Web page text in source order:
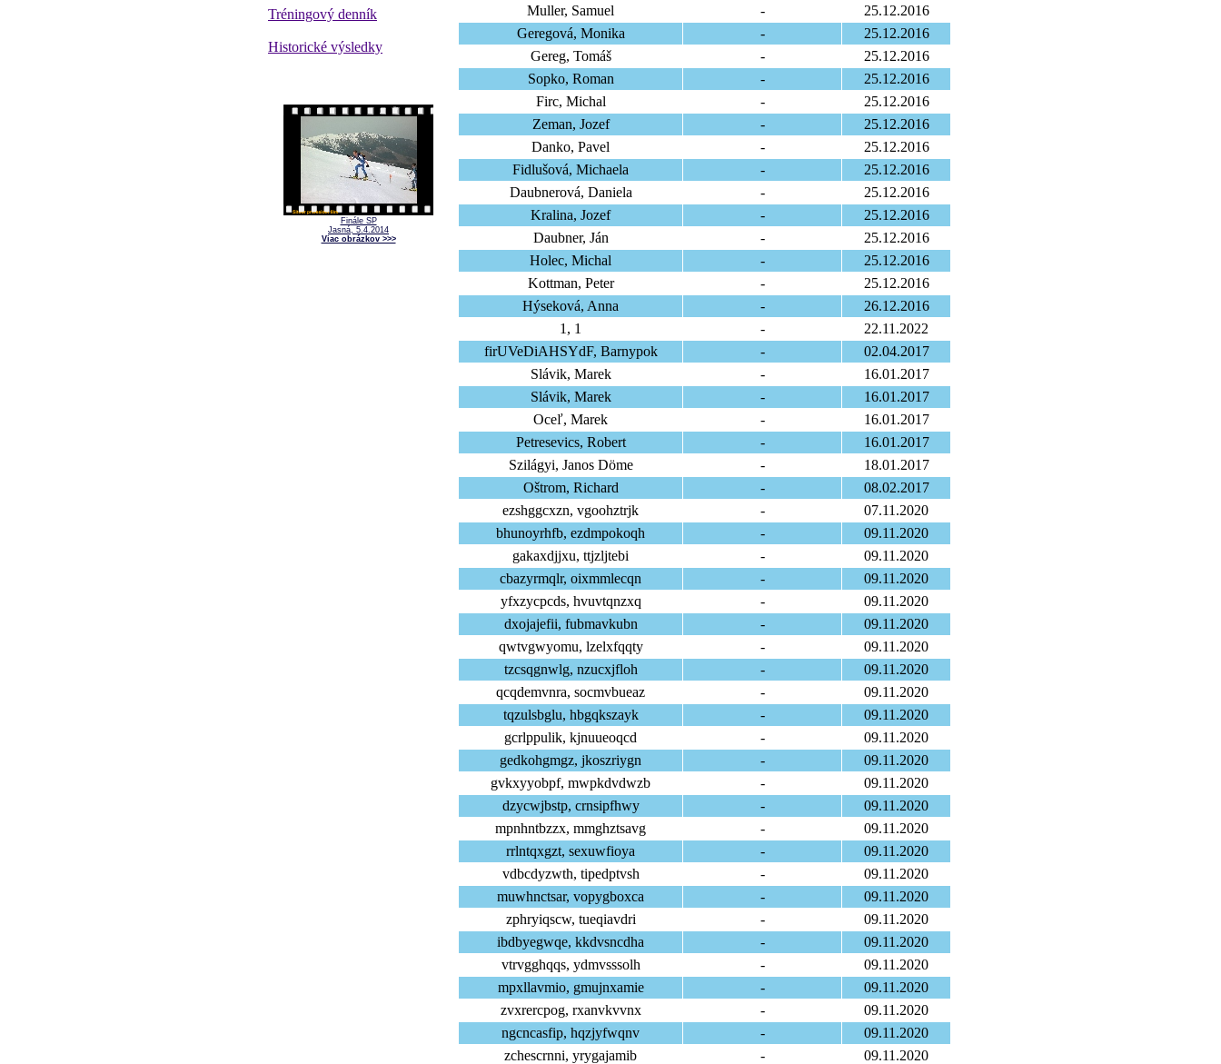
Tréningový denník
Historické výsledky
Finále SP
Jasná, 5.4.2014
Viac obrázkov >>>
Muller, Samuel
-
25.12.2016
Geregová, Monika
-
25.12.2016
Gereg, Tomáš
-
25.12.2016
Sopko, Roman
-
25.12.2016
Firc, Michal
-
25.12.2016
Zeman, Jozef
-
25.12.2016
Danko, Pavel
-
25.12.2016
Fidlušová, Michaela
-
25.12.2016
Daubnerová, Daniela
-
25.12.2016
Kralina, Jozef
-
25.12.2016
Daubner, Ján
-
25.12.2016
Holec, Michal
-
25.12.2016
Kottman, Peter
-
25.12.2016
Hýseková, Anna
-
26.12.2016
1, 1
-
22.11.2022
firUVeDiAHSYdF, Barnypok
-
02.04.2017
Slávik, Marek
-
16.01.2017
Slávik, Marek
-
16.01.2017
Oceľ, Marek
-
16.01.2017
Petresevics, Robert
-
16.01.2017
Szilágyi, Janos Döme
-
18.01.2017
Oštrom, Richard
-
08.02.2017
ezshggcxzn, vgoohztrjk
-
07.11.2020
bhunoyrhfb, ezdmpokoqh
-
09.11.2020
gakaxdjjxu, ttjzljtebi
-
09.11.2020
cbazyrmqlr, oixmmlecqn
-
09.11.2020
yfxzycpcds, hvuvtqnzxq
-
09.11.2020
dxojajefii, fubmavkubn
-
09.11.2020
qwtvgwyomu, lzelxfqqty
-
09.11.2020
tzcsqgnwlg, nzucxjfloh
-
09.11.2020
qcqdemvnra, socmvbueaz
-
09.11.2020
tqzulsbglu, hbgqkszayk
-
09.11.2020
gcrlppulik, kjnuueoqcd
-
09.11.2020
gedkohgmgz, jkoszriygn
-
09.11.2020
gvkxyyobpf, mwpkdvdwzb
-
09.11.2020
dzycwjbstp, crnsipfhwy
-
09.11.2020
mpnhntbzzx, mmghztsavg
-
09.11.2020
rrlntqxgzt, sexuwfioya
-
09.11.2020
vdbcdyzwth, tipedptvsh
-
09.11.2020
muwhnctsar, vopygboxca
-
09.11.2020
zphryiqscw, tueqiavdri
-
09.11.2020
ibdbyegwqe, kkdvsncdha
-
09.11.2020
vtrvgghqqs, ydmvsssolh
-
09.11.2020
mpxllavmio, gmujnxamie
-
09.11.2020
zvxrercpog, rxanvkvvnx
-
09.11.2020
ngcncasfip, hqzjyfwqnv
-
09.11.2020
zchescrnni, yrygajamib
-
09.11.2020